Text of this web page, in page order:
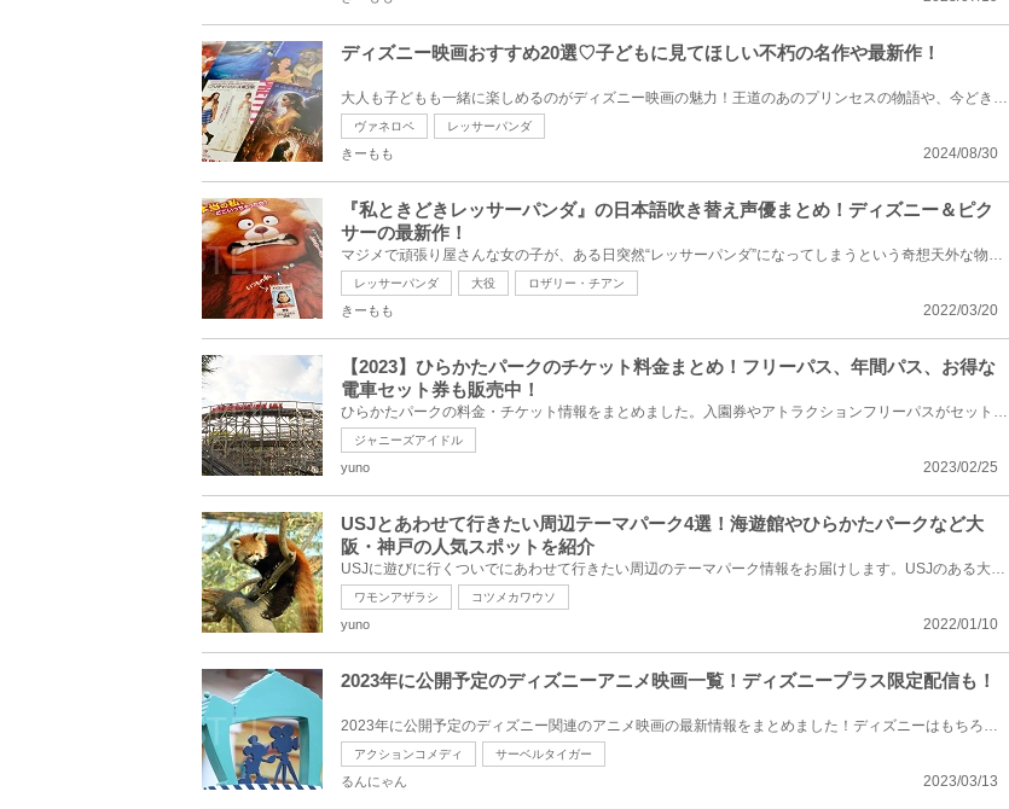
ディズニー映画おすすめ20選♡子どもに見てほしい不朽の名作や最新作！
大人も子どもも一緒に楽しめるのがディズニー映画の魅力！王道のあのプリンセスの物語や、今どきの女の...
ヴァネロペ レッサーパンダ
2024/08/30
きーもも
『私ときどきレッサーパンダ』の日本語吹き替え声優まとめ！ディズニー＆ピク
サーの最新作！
マジメで頑張り屋さんな女の子が、ある日突然“レッサーパンダ”になってしまうという奇想天外な物語『私...
レッサーパンダ 大役 ロザリー・チアン
2022/03/20
きーもも
【2023】ひらかたパークのチケット料金まとめ！フリーパス、年間パス、お得な
電車セット券も販売中！
ひらかたパークの料金・チケット情報をまとめました。入園券やアトラクションフリーパスがセットになっ...
ジャニーズアイドル
2023/02/25
yuno
USJとあわせて行きたい周辺テーマパーク4選！海遊館やひらかたパークなど大
阪・神戸の人気スポットを紹介
USJに遊びに行くついでにあわせて行きたい周辺のテーマパーク情報をお届けします。USJのある大阪・関西...
ワモンアザラシ コツメカワウソ
2022/01/10
yuno
2023年に公開予定のディズニーアニメ映画一覧！ディズニープラス限定配信も！
2023年に公開予定のディズニー関連のアニメ映画の最新情報をまとめました！ディズニーはもちろん、ピク...
アクションコメディ サーベルタイガー
2023/03/13
るんにゃん